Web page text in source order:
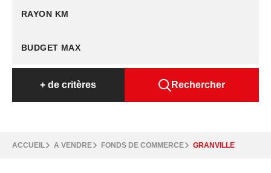
RAYON KM
+ de critères Rechercher
ACCUEIL A VENDRE FONDS DE COMMERCE GRANVILLE